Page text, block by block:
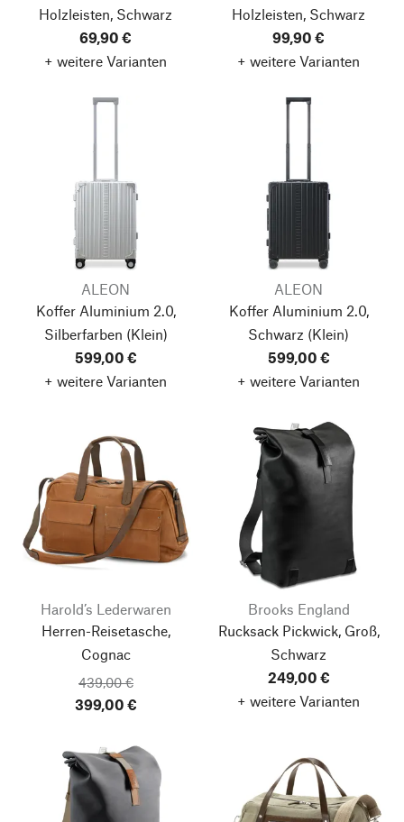
Holzleisten, Schwarz
69,90 €
+ weitere Varianten
Holzleisten, Schwarz
99,90 €
+ weitere Varianten
ALEON
Koffer Aluminium 2.0,
Silberfarben (Klein)
599,00 €
+ weitere Varianten
ALEON
Koffer Aluminium 2.0,
Schwarz (Klein)
599,00 €
+ weitere Varianten
Harold’s Lederwaren
Herren-Reisetasche,
Cognac
439,00 €
399,00 €
Brooks England
Rucksack Pickwick, Groß,
Schwarz
249,00 €
+ weitere Varianten